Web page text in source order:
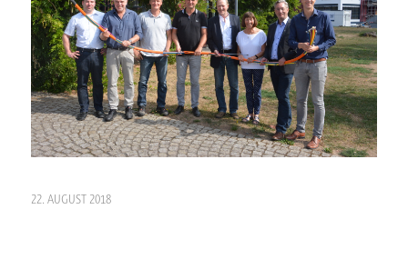
22. AUGUST 2018